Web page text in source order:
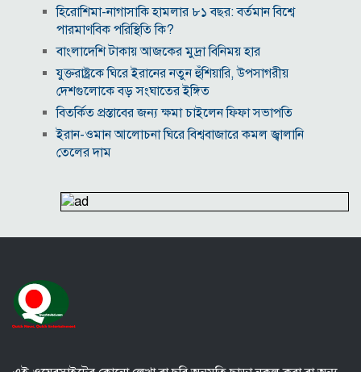
হিরোশিমা-নাগাসাকি হামলার ৮১ বছর: বর্তমান বিশ্বে
পারমাণবিক পরিস্থিতি কি?
বাংলাদেশি টাকায় আজকের মুদ্রা বিনিময় হার
যুক্তরাষ্ট্রকে ঘিরে ইরানের নতুন হুঁশিয়ারি, উপসাগরীয়
দেশগুলোকে বড় সংঘাতের ইঙ্গিত
বিতর্কিত প্রস্তাবের জন্য ক্ষমা চাইলেন ফিফা সভাপতি
ইরান-ওমান আলোচনা ঘিরে বিশ্ববাজারে কমল জ্বালানি
তেলের দাম
দিল্লির অনুষ্ঠানে দণ্ডিত হাসিনাকে বক্তব্যের অনুমতি দেওয়ায়
বাংলাদেশের ক্ষুব্ধ প্রতিক্রিয়া
বরিশাল বিশ্ববিদ্যালয়ে ছাত্রদল-শিবির সংঘর্ষ, আহত অন্তত ১০
হাম উপসর্গে আরও ৫ শিশুর মৃত্যু, নতুন আক্রান্ত ১০৮৩
জুলাই আহত যোদ্ধা মিতুর খোঁজ নিলেন প্রধানমন্ত্রী